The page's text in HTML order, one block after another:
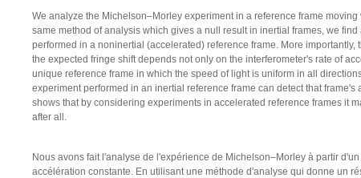
We analyze the Michelson–Morley experiment in a reference frame
same method of analysis which gives a null result in inertial frames, we
performed in a noninertial (accelerated) reference frame. More importantly,
the expected fringe shift depends not only on the interferometer's rate of
unique reference frame in which the speed of light is uniform in all
experiment performed in an inertial reference frame can detect that
shows that by considering experiments in accelerated reference frames it
after all.
Nous avons fait l'analyse de l'expérience de Michelson–Morley à partir
accélération constante. En utilisant une méthode d'analyse qui donne un